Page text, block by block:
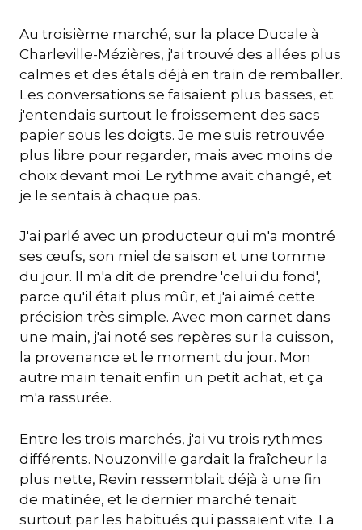
Au troisième marché, sur la place Ducale à
Charleville-Mézières, j'ai trouvé des allées plus
calmes et des étals déjà en train de remballer.
Les conversations se faisaient plus basses, et
j'entendais surtout le froissement des sacs
papier sous les doigts. Je me suis retrouvée
plus libre pour regarder, mais avec moins de
choix devant moi. Le rythme avait changé, et
je le sentais à chaque pas.
J'ai parlé avec un producteur qui m'a montré
ses œufs, son miel de saison et une tomme
du jour. Il m'a dit de prendre 'celui du fond',
parce qu'il était plus mûr, et j'ai aimé cette
précision très simple. Avec mon carnet dans
une main, j'ai noté ses repères sur la cuisson,
la provenance et le moment du jour. Mon
autre main tenait enfin un petit achat, et ça
m'a rassurée.
Entre les trois marchés, j'ai vu trois rythmes
différents. Nouzonville gardait la fraîcheur la
plus nette, Revin ressemblait déjà à une fin
de matinée, et le dernier marché tenait
surtout par les habitués qui passaient vite. La